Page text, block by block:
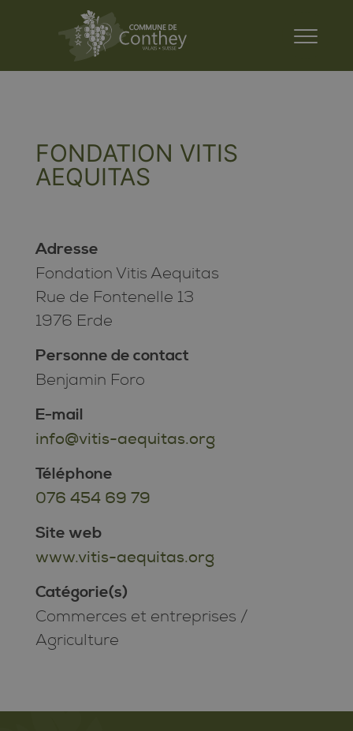
FONDATION VITIS
AEQUITAS
Adresse
Fondation Vitis Aequitas
Rue de Fontenelle 13
1976 Erde
Personne de contact
Benjamin Foro
E-mail
info@vitis-aequitas.org
Téléphone
076 454 69 79
Site web
www.vitis-aequitas.org
Catégorie(s)
Commerces et entreprises /
Agriculture